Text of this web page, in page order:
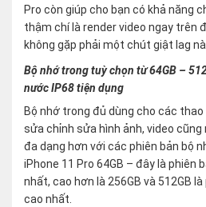
Pro còn giúp cho bạn có khả năng
thậm chí là render video ngay trên
không gặp phải một chút giật lag
Bộ nhớ trong tuỳ chọn từ 64GB –
nước IP68 tiện dụng
Bộ nhớ trong đủ dùng cho các
sửa chỉnh sửa hình ảnh, video
đa dạng hơn với các phiên bản bộ
iPhone 11 Pro 64GB – đây là phiên
nhất, cao hơn là 256GB và 512GB
cao nhất.